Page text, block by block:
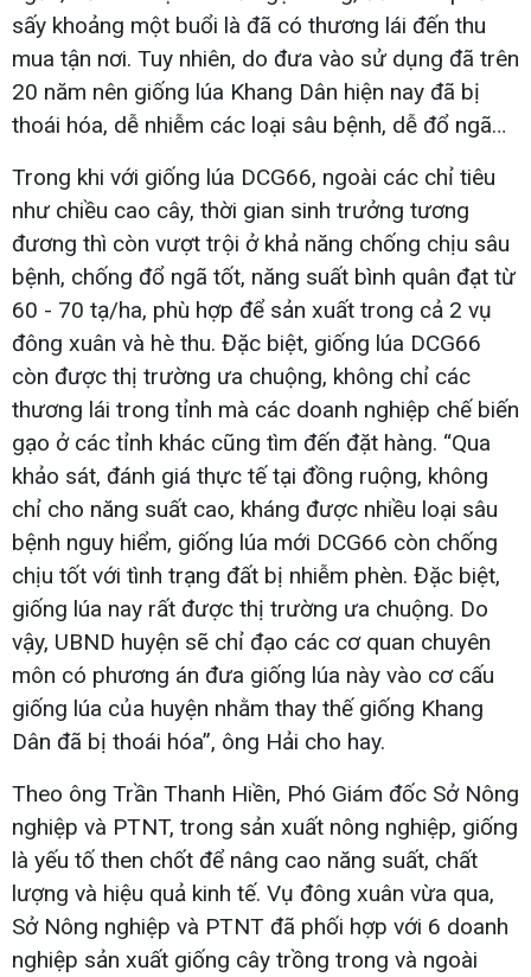
sấy khoảng một buổi là đã có thương lái đến thu
mua tận nơi. Tuy nhiên, do đưa vào sử dụng đã trên
20 năm nên giống lúa Khang Dân hiện nay đã bị
thoái hóa, dễ nhiễm các loại sâu bệnh, dễ đổ ngã…
Trong khi với giống lúa DCG66, ngoài các chỉ tiêu
như chiều cao cây, thời gian sinh trưởng tương
đương thì còn vượt trội ở khả năng chống chịu sâu
bệnh, chống đổ ngã tốt, năng suất bình quân đạt từ
60 - 70 tạ/ha, phù hợp để sản xuất trong cả 2 vụ
đông xuân và hè thu. Đặc biệt, giống lúa DCG66
còn được thị trường ưa chuộng, không chỉ các
thương lái trong tỉnh mà các doanh nghiệp chế biến
gạo ở các tỉnh khác cũng tìm đến đặt hàng. “Qua
khảo sát, đánh giá thực tế tại đồng ruộng, không
chỉ cho năng suất cao, kháng được nhiều loại sâu
bệnh nguy hiểm, giống lúa mới DCG66 còn chống
chịu tốt với tình trạng đất bị nhiễm phèn. Đặc biệt,
giống lúa nay rất được thị trường ưa chuộng. Do
vậy, UBND huyện sẽ chỉ đạo các cơ quan chuyên
môn có phương án đưa giống lúa này vào cơ cấu
giống lúa của huyện nhằm thay thế giống Khang
Dân đã bị thoái hóa”, ông Hải cho hay.
Theo ông Trần Thanh Hiền, Phó Giám đốc Sở Nông
nghiệp và PTNT, trong sản xuất nông nghiệp, giống
là yếu tố then chốt để nâng cao năng suất, chất
lượng và hiệu quả kinh tế. Vụ đông xuân vừa qua,
Sở Nông nghiệp và PTNT đã phối hợp với 6 doanh
nghiệp sản xuất giống cây trồng trong và ngoài